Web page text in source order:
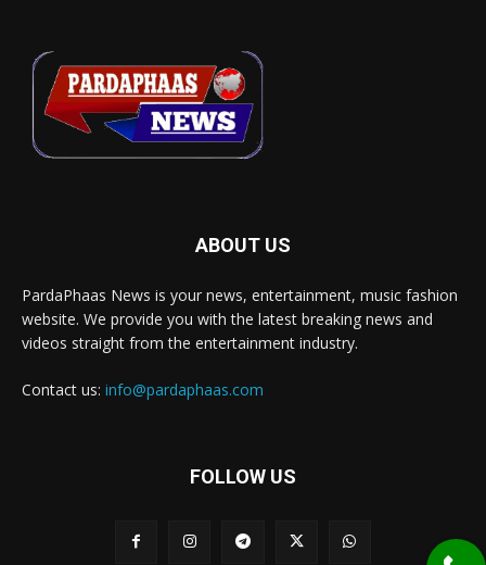
ABOUT US
PardaPhaas News is your news, entertainment, music fashion
website. We provide you with the latest breaking news and
videos straight from the entertainment industry.
Contact us: info@pardaphaas.com
FOLLOW US